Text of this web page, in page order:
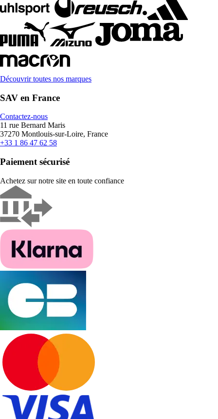
Découvrir toutes nos marques
SAV en France
Contactez-nous
11 rue Bernard Maris
37270 Montlouis-sur-Loire, France
+33 1 86 47 62 58
Paiement sécurisé
Achetez sur notre site en toute confiance